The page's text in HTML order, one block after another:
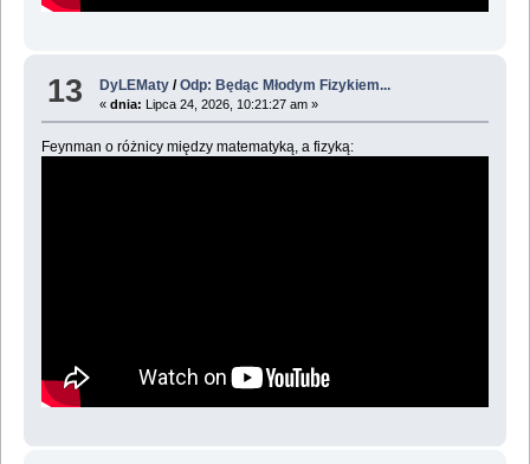
13 DyLEMaty /Odp: Będąc Młodym Fizykiem...
«dnia: Lipca 24, 2026, 10:21:27 am »
Feynman o różnicy między matematyką, a fizyką: